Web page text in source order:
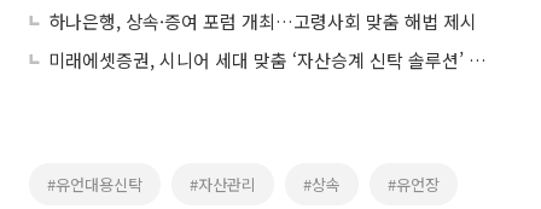
하나은행, 상속·증여 포럼 개최…고령사회 맞춤 해법 제시
미래에셋증권, 시니어 세대 맞춤 ‘자산승계 신탁 솔루션’ 출시
#유언대용신탁 #자산관리 #상속 #유언장